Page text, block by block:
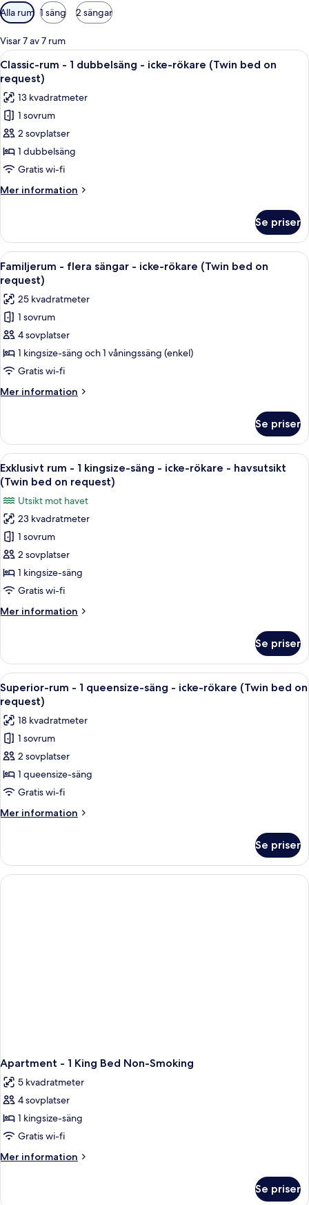
Tillgängliga
filter
för
rum
Alla rum 1 säng 2 sängar
Visar 7 av 7 rum
Öppna
alla
foton
för
Classic-
rum
-
1
dubbelsäng
-
rökare
(Twin
bed
on
request)
Ett modernt hotellrum med en
11
Classic-rum - 1 dubbelsäng - icke-rökare (Twin bed on
request)
13 kvadratmeter
1 sovrum
2 sovplatser
1 dubbelsäng
Gratis wi-fi
Mer information
Mer
rum
1
dubbelsäng
icke-
rökare
(Twin
bed
on
Se priser
Öppna
alla
foton
för
Familjerum
-
flera
sängar
-
icke-
(Twin
bed
on
request)
Ett hotellrum med en stor säng, ett
11
Familjerum - flera sängar - icke-rökare (Twin bed on
request)
25 kvadratmeter
1 sovrum
4 sovplatser
1 kingsize-säng och 1 våningssäng (enkel)
Gratis wi-fi
Mer information
Mer
-
flera
sängar
-
icke-
rökare
(Twin
bed
on
request)
Se priser
Öppna
alla
foton
för
Exklusivt
rum
-
1
kingsize-
-
havsutsikt
(Twin
bed
on
request)
Ett hotellrum med en stor säng, en
7
Exklusivt rum - 1 kingsize-säng - icke-rökare - havsutsikt
(Twin bed on request)
Utsikt mot havet
23 kvadratmeter
1 sovrum
2 sovplatser
1 kingsize-säng
Gratis wi-fi
Mer information
Mer
rum
1
kingsize-
säng
icke-
rökare
-
havsutsikt
bed
on
request)
Se priser
Öppna
alla
foton
för
Superior-
rum
-
1
queensize-
säng
icke-
rökare
(Twin
Ett hotellrum med en stor säng, ett
14
Superior-rum - 1 queensize-säng - icke-rökare (Twin bed on
request)
18 kvadratmeter
1 sovrum
2 sovplatser
1 queensize-säng
Gratis wi-fi
Mer information
Mer
rum
1
Se priser
Apartment - 1 King Bed Non-Smoking
5 kvadratmeter
4 sovplatser
1 kingsize-säng
Gratis wi-fi
Mer information
Mer
Se priser